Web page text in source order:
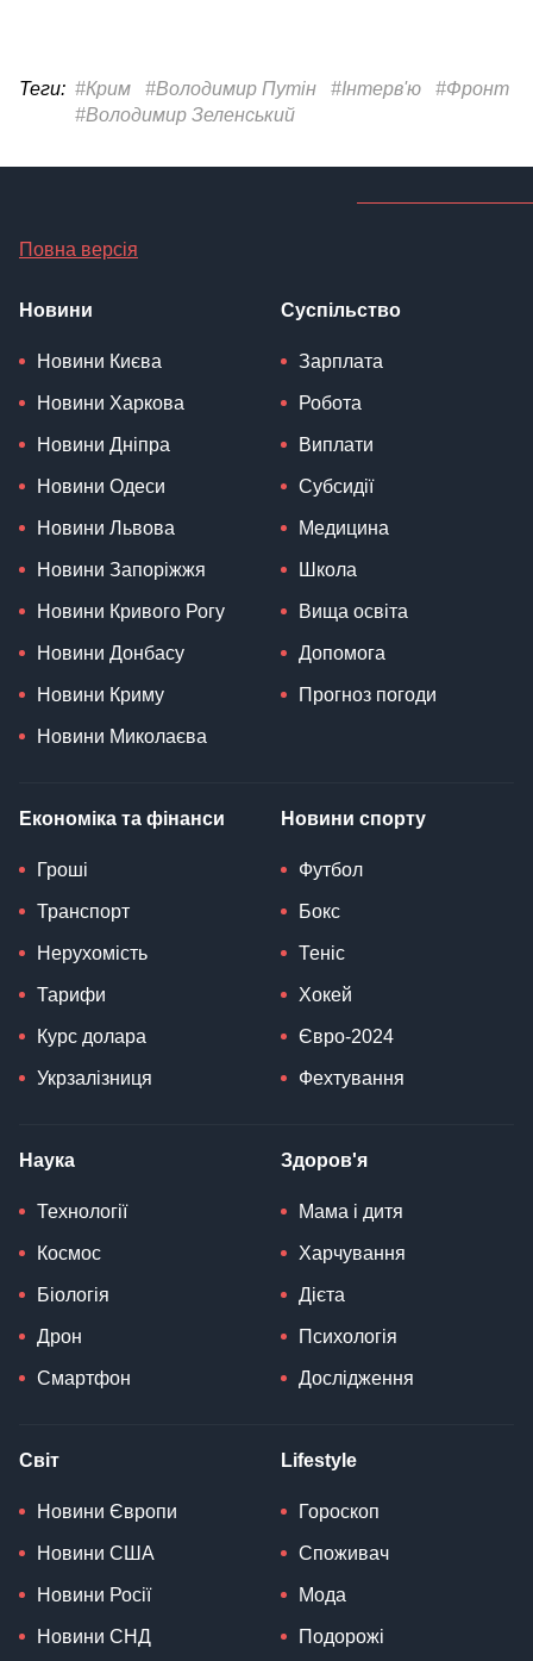
Теги: #Крим #Володимир Путін #Інтерв'ю
#Фронт
#Володимир Зеленський
Повна версія
Новини
Новини Києва
Новини Харкова
Новини Дніпра
Новини Одеси
Новини Львова
Новини Запоріжжя
Новини Кривого Рогу
Новини Донбасу
Новини Криму
Новини Миколаєва
Суспільство
Зарплата
Робота
Виплати
Субсидії
Медицина
Школа
Вища освіта
Допомога
Прогноз погоди
Економіка та фінанси
Гроші
Транспорт
Нерухомість
Тарифи
Курс долара
Укрзалізниця
Новини спорту
Футбол
Бокс
Теніс
Хокей
Євро-2024
Фехтування
Наука
Технології
Космос
Біологія
Дрон
Смартфон
Здоров'я
Мама і дитя
Харчування
Дієта
Психологія
Дослідження
Світ
Новини Європи
Новини США
Новини Росії
Новини СНД
Lifestyle
Гороскоп
Споживач
Мода
Подорожі